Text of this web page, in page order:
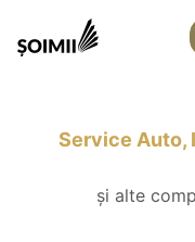
Service Auto,
și alte